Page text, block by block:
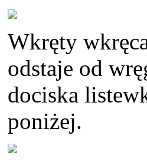
Wkręty
odstaje od
dociska
poniżej.